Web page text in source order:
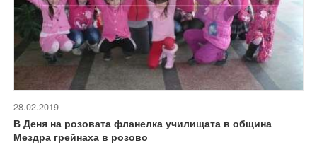
28.02.2019
В Деня на розовата фланелка училищата в община
Мездра грейнаха в розово